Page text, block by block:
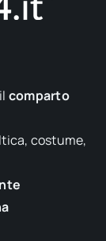
comparto
costume,